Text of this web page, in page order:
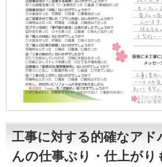
工事に対する的確なアド
んの仕事ぶり・仕上がり